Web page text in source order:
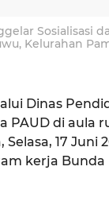
Sosialisasi
Kelurahan
Dinas
PAUD di aula
17 Juni
kerja Bunda